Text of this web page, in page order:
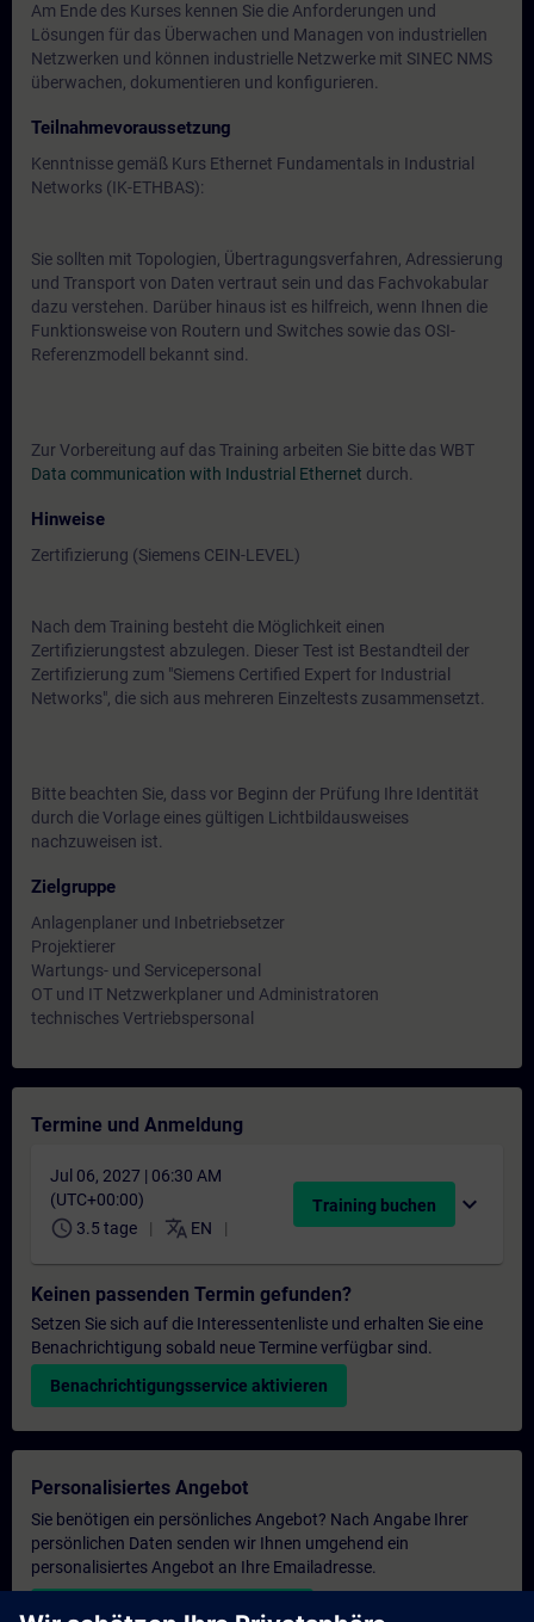
Am Ende des Kurses kennen Sie die Anforderungen und
Lösungen für das Überwachen und Managen von industriellen
Netzwerken und können industrielle Netzwerke mit SINEC NMS
überwachen, dokumentieren und konfigurieren.
Teilnahmevoraussetzung
Kenntnisse gemäß Kurs Ethernet Fundamentals in Industrial
Networks (IK-ETHBAS):
Sie sollten mit Topologien, Übertragungsverfahren, Adressierung
und Transport von Daten vertraut sein und das Fachvokabular
dazu verstehen. Darüber hinaus ist es hilfreich, wenn Ihnen die
Funktionsweise von Routern und Switches sowie das OSI-
Referenzmodell bekannt sind.
Zur Vorbereitung auf das Training arbeiten Sie bitte das WBT
Data communication with Industrial Ethernet durch.
Hinweise
Zertifizierung (Siemens CEIN-LEVEL)
Nach dem Training besteht die Möglichkeit einen
Zertifizierungstest abzulegen. Dieser Test ist Bestandteil der
Zertifizierung zum "Siemens Certified Expert for Industrial
Networks", die sich aus mehreren Einzeltests zusammensetzt.
Bitte beachten Sie, dass vor Beginn der Prüfung Ihre Identität
durch die Vorlage eines gültigen Lichtbildausweises
nachzuweisen ist.
Zielgruppe
Anlagenplaner und Inbetriebsetzer
Projektierer
Wartungs- und Servicepersonal
OT und IT Netzwerkplaner und Administratoren
technisches Vertriebspersonal
Termine und Anmeldung
Jul 06, 2027 | 06:30 AM
(UTC+00:00)
schedule 3.5 tage translate EN
Training buchen expand_more
Keinen passenden Termin gefunden?
Setzen Sie sich auf die Interessentenliste und erhalten Sie eine
Benachrichtigung sobald neue Termine verfügbar sind.
Benachrichtigungsservice aktivieren
Personalisiertes Angebot
Sie benötigen ein persönliches Angebot? Nach Angabe Ihrer
persönlichen Daten senden wir Ihnen umgehend ein
personalisiertes Angebot an Ihre Emailadresse.
Persönliches Angebot zusenden